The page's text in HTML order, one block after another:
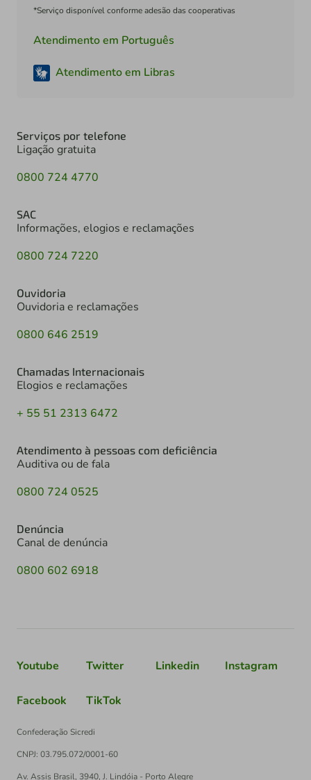
*Serviço disponível conforme adesão das cooperativas
Atendimento em Português
Atendimento em Libras
Serviços por telefone
Ligação gratuita
0800 724 4770
SAC
Informações, elogios e reclamações
0800 724 7220
Ouvidoria
Ouvidoria e reclamações
0800 646 2519
Chamadas Internacionais
Elogios e reclamações
+ 55 51 2313 6472
Atendimento à pessoas com deficiência
Auditiva ou de fala
0800 724 0525
Denúncia
Canal de denúncia
0800 602 6918
Youtube Twitter Linkedin Instagram
Facebook TikTok
Confederação Sicredi
CNPJ: 03.795.072/0001-60
Av. Assis Brasil, 3940, J. Lindóia - Porto Alegre